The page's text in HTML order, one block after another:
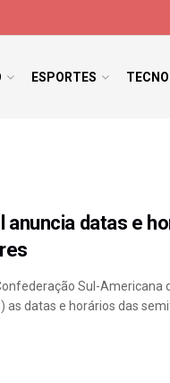
ESPORTES
anuncia datas e
Sul-Americana
datas e horários das